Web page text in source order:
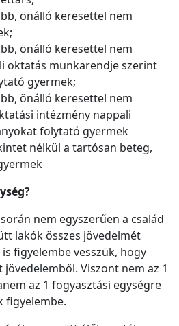
önálló keresettel nem
önálló keresettel nem
oktatás munkarendje szerint
gyermek;
önálló keresettel nem
intézmény nappali
folytató gyermek
nélkül a tartósan beteg,
nem egyszerűen a család
lakók összes jövedelmét
figyelembe vesszük, hogy
Viszont nem az 1
az 1 fogyasztási egységre
figyelembe.